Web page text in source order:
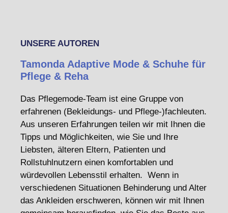
UNSERE AUTOREN
Tamonda Adaptive Mode & Schuhe für
Pflege & Reha
Das Pflegemode-Team ist eine Gruppe von
erfahrenen (Bekleidungs- und Pflege-)fachleuten.
Aus unseren Erfahrungen teilen wir mit Ihnen die
Tipps und Möglichkeiten, wie Sie und Ihre
Liebsten, älteren Eltern, Patienten und
Rollstuhlnutzern einen komfortablen und
würdevollen Lebensstil erhalten. Wenn in
verschiedenen Situationen Behinderung und Alter
das Ankleiden erschweren, können wir mit Ihnen